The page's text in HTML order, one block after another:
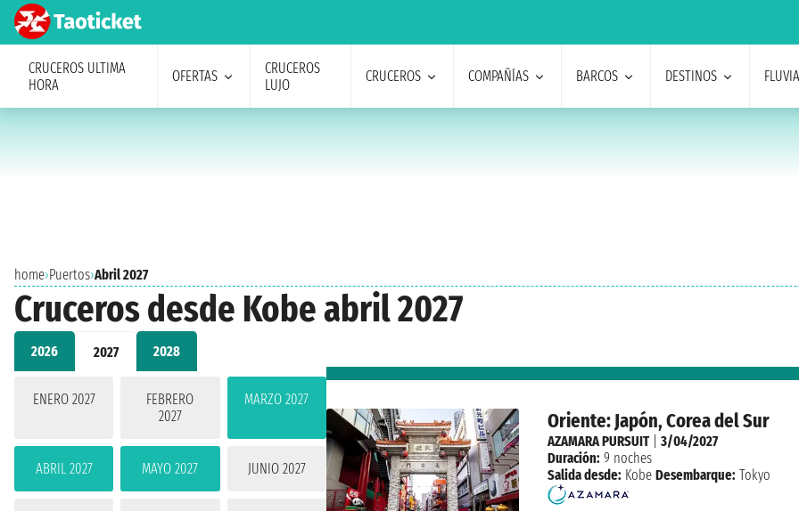
CRUCEROS ULTIMA
HORA
OFERTAS
CRUCEROS
LUJO
CRUCEROS COMPAÑÍAS BARCOS DESTINOS
home›Puertos›Abril 2027
Cruceros desde Kobe abril 2027
2026 2027 2028
ENERO 2027
FEBRERO
2027
MARZO 2027
ABRIL 2027 MAYO 2027 JUNIO 2027
Oriente: Japón, Corea del Sur
AZAMARA PURSUIT|3/04/2027
Duración: 9 noches
Salida desde: Kobe Desembarque: Tokyo